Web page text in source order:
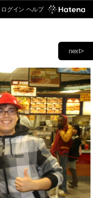
ログイン ヘルプ
next>